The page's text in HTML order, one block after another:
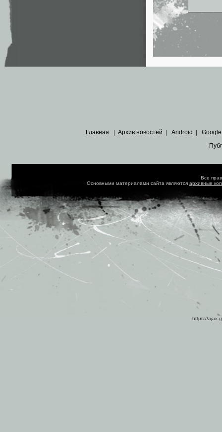
Главная Архив новостей Android Google
Все
Основными материалами сайта являются архивные
https://